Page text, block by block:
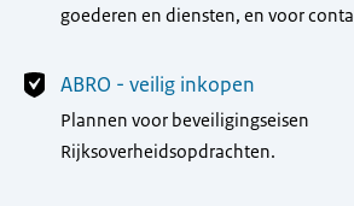
goederen en diensten, en voor
ABRO - veilig inkopen
Plannen voor beveiligingseisen
Rijksoverheidsopdrachten.